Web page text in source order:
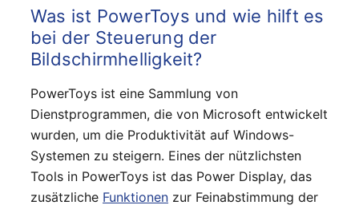
Was ist PowerToys und wie hilft es
bei der Steuerung der
Bildschirmhelligkeit?
PowerToys ist eine Sammlung von
Dienstprogrammen, die von Microsoft entwickelt
wurden, um die Produktivität auf Windows-
Systemen zu steigern. Eines der nützlichsten
Tools in PowerToys ist das Power Display, das
zusätzliche Funktionen zur Feinabstimmung der